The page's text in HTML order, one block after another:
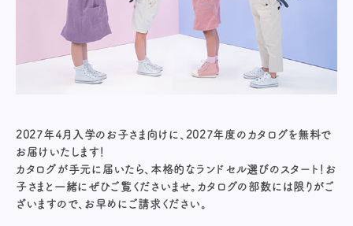
2027年4月入学のお子さま向けに、2027年度のカタログを無料で
お届けいたします！
カタログが手元に届いたら、本格的なランドセル選びのスタート！お
子さまと一緒にぜひご覧くださいませ。カタログの部数には限りがご
ざいますので、お早めにご請求ください。